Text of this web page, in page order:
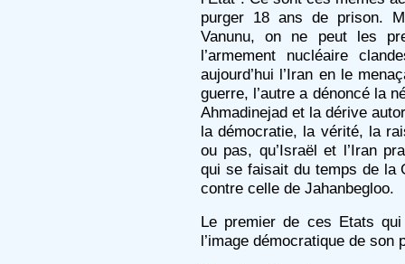
purger 18 ans de prison.
Vanunu, on ne peut les
l’armement nucléaire
aujourd’hui l’Iran en le
guerre, l’autre a dénoncé la
Ahmadinejad et la dérive
la démocratie, la vérité, la
ou pas, qu’Israël et l’Iran
qui se faisait du temps de la
contre celle de Jahanbegloo.
Le premier de ces Etats qui
l’image démocratique de son